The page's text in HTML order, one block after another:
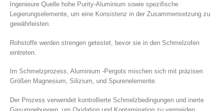
Ingenieure Quelle hohe Purity-Aluminium sowie spezifische
Legierungselemente, um eine Konsistenz in der Zusammensetzung zu
gewährleisten.
Rohstoffe werden strengen getestet, bevor sie in den Schmelzofen
eintreten.
Im Schmelzprozess, Aluminium -Pergots mischen sich mit präzisen
Größen Magnesium, Silizium, und Spurenelemente.
Der Prozess verwendet kontrollierte Schmelzbedingungen und inerte